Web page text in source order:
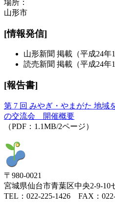
場所：
山形市
[情報発信]
山形新聞 掲載（平成24年
読売新聞 掲載（平成24年
[報告書]
第 7 回 みやぎ・やまがた 地域
の交流会 開催概要
（PDF：1.1MB/2ページ）
〒980-0021
宮城県仙台市青葉区中央2-9-10
TEL：022-225-1426 FAX：